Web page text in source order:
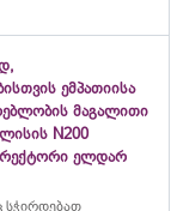
ემპათიისა
მაგალითი
N200
ელდარ
სჭირდებათ